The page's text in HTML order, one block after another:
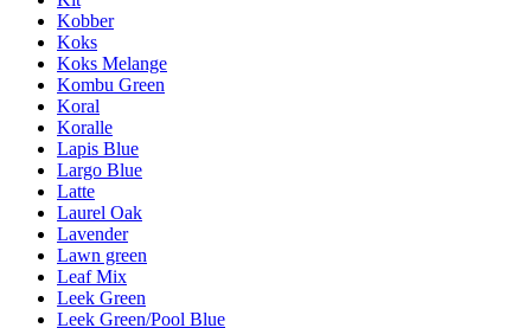
Kobber
Koks
Koks Melange
Kombu Green
Koral
Koralle
Lapis Blue
Largo Blue
Latte
Laurel Oak
Lavender
Lawn green
Leaf Mix
Leek Green
Leek Green/Pool Blue